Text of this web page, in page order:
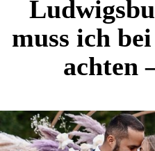
muss ich
achten